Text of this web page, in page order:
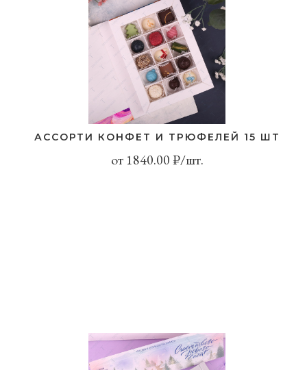
АССОРТИ КОНФЕТ И ТРЮФЕЛЕЙ 15 ШТ
от 1840.00 ₽/шт.